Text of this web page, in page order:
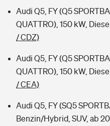
Audi Q5, FY (Q5
QUATTRO), 150 kW,
/ CDZ)
Audi Q5, FY (Q5
QUATTRO), 150 kW,
/ CEA)
Audi Q5, FY (SQ5
Benzin/Hybrid, SUV, ab